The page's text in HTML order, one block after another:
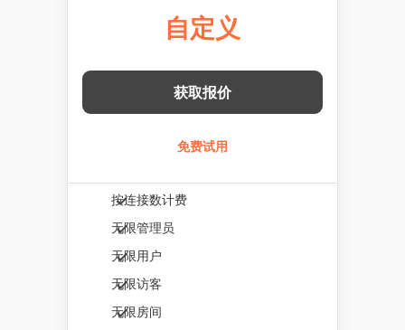
自定义
获取报价
免费试用
按连接数计费
无限管理员
无限用户
无限访客
无限房间